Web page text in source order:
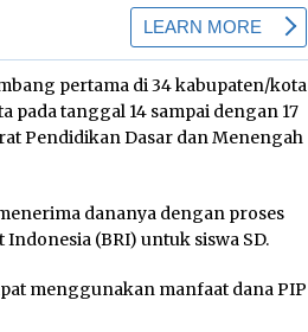
pertama di 34 kabupaten/kota
pada tanggal 14 sampai dengan 17
Pendidikan Dasar dan Menengah
dananya dengan proses
(BRI) untuk siswa SD.
menggunakan manfaat dana PIP